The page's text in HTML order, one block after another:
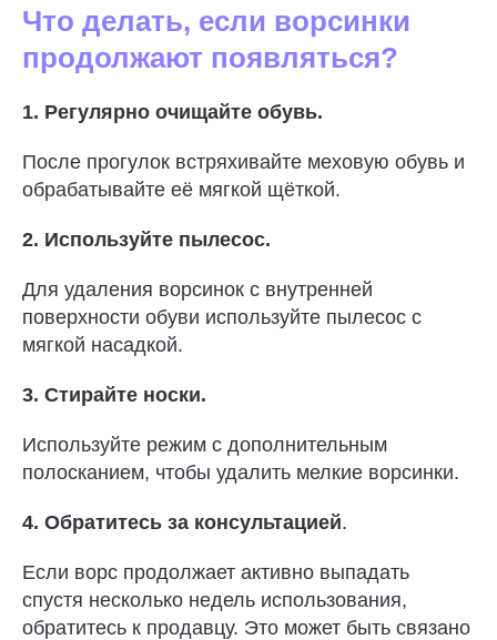
Что делать, если ворсинки
продолжают появляться?
1. Регулярно очищайте обувь.
После прогулок встряхивайте меховую обувь и
обрабатывайте её мягкой щёткой.
2. Используйте пылесос.
Для удаления ворсинок с внутренней
поверхности обуви используйте пылесос с
мягкой насадкой.
3. Стирайте носки.
Используйте режим с дополнительным
полосканием, чтобы удалить мелкие ворсинки.
4. Обратитесь за консультацией.
Если ворс продолжает активно выпадать
спустя несколько недель использования,
обратитесь к продавцу. Это может быть связано